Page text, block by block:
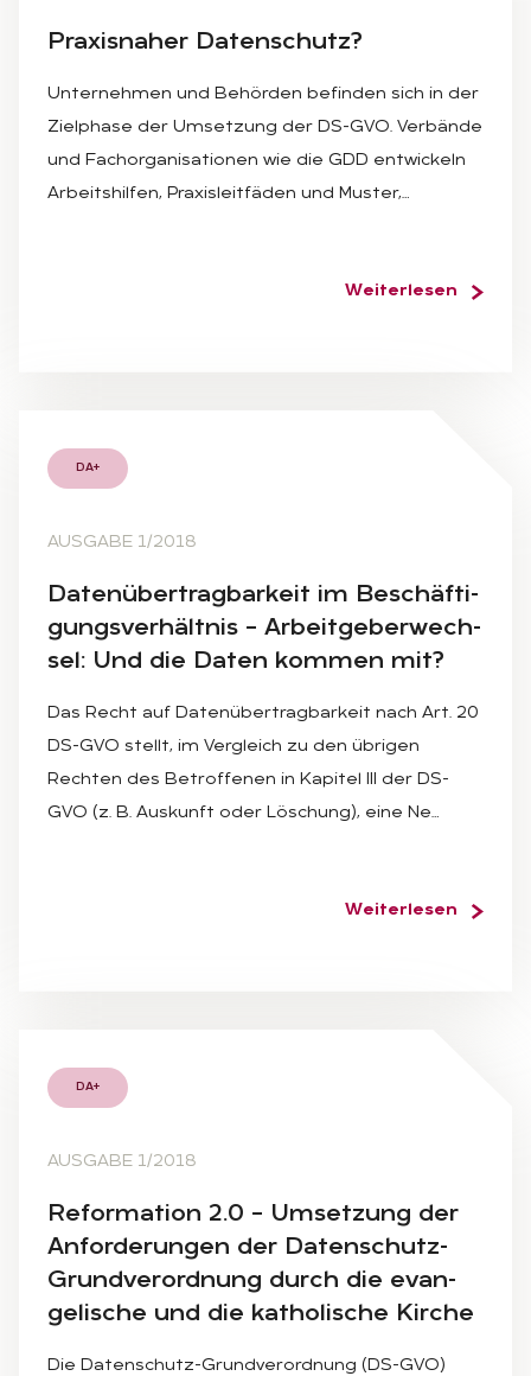
Pra­xis­na­her Da­ten­schutz?
Unternehmen und Behörden befinden sich in der
Zielphase der Umsetzung der DS-GVO. Verbände
und Fachorganisationen wie die GDD entwickeln
Arbeitshilfen, Praxisleitfäden und Muster,…
Weiterlesen
DA+
AUSGABE 1/2018
Da­ten­über­trag­bar­keit im Be­schäf­ti­
gungs­ver­hält­nis – Ar­beit­ge­ber­wech­
sel: Und die Da­ten kom­men mit?
Das Recht auf Datenübertragbarkeit nach Art. 20
DS-GVO stellt, im Vergleich zu den übrigen
Rechten des Betroffenen in Kapitel III der DS-
GVO (z. B. Auskunft oder Löschung), eine Ne…
Weiterlesen
DA+
AUSGABE 1/2018
Re­for­ma­ti­on 2.0 – Um­set­zung der
An­for­de­run­gen der Da­ten­schutz-
Grund­ver­ord­nung durch die evan­
ge­li­sche und die ka­tho­li­sche Kir­che
Die Datenschutz-Grundverordnung (DS-GVO)